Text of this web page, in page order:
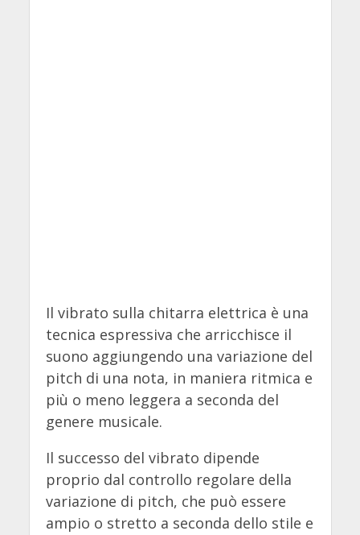
Il vibrato sulla chitarra elettrica è una
tecnica espressiva che arricchisce il
suono aggiungendo una variazione del
pitch di una nota, in maniera ritmica e
più o meno leggera a seconda del
genere musicale.
Il successo del vibrato dipende
proprio dal controllo regolare della
variazione di pitch, che può essere
ampio o stretto a seconda dello stile e